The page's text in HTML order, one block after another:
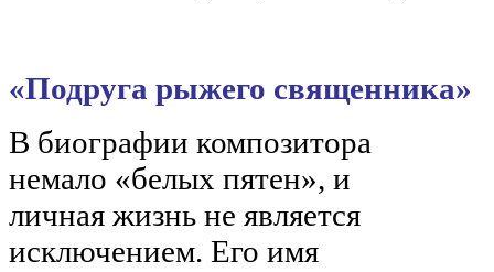
«Подруга рыжего священника»
В биографии композитора
немало «белых пятен», и
личная жизнь не является
исключением. Его имя